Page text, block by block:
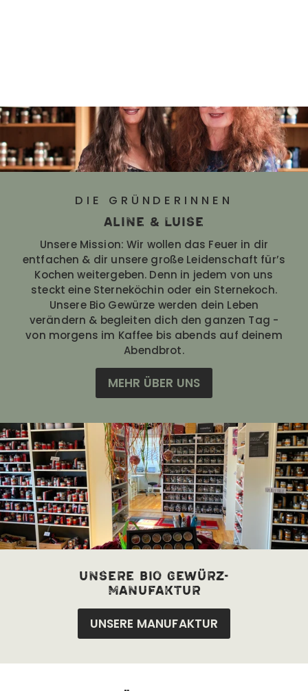
DIE GRÜNDERINNEN
Aline & Luise
Unsere Mission: Wir wollen das Feuer in dir
entfachen & dir unsere große Leidenschaft für’s
Kochen weitergeben. Denn in jedem von uns
steckt eine Sterneköchin oder ein Sternekoch.
Unsere Bio Gewürze werden dein Leben
verändern & begleiten dich den ganzen Tag -
von morgens im Kaffee bis abends auf deinem
Abendbrot.
MEHR ÜBER UNS
unsere bio Gewürz-
manufaktur
UNSERE MANUFAKTUR